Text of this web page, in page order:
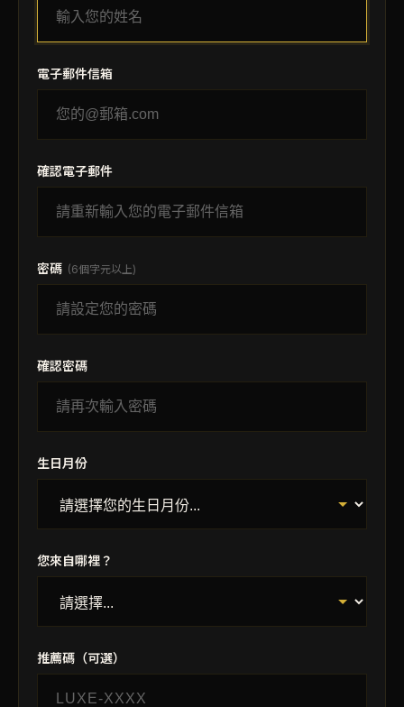
電子郵件信箱
確認電子郵件
密碼 (6個字元以上)
確認密碼
生日月份
您來自哪裡？
推薦碼（可選）